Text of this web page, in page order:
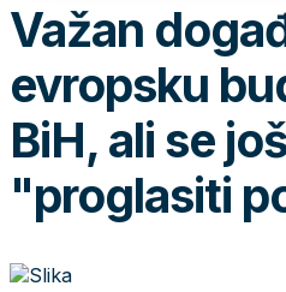
Važan
evropsku
BiH, ali se
"proglasiti